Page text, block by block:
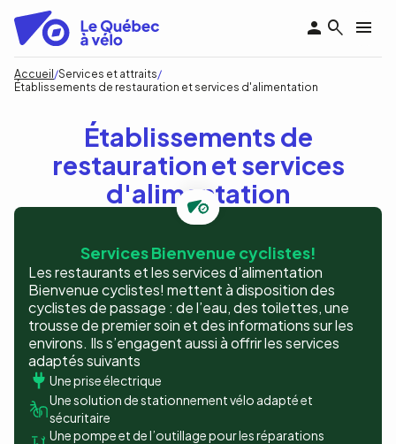
contenu
principal
Fil
Accueil Services et attraits
Établissements de restauration et services d'alimentation
Établissements de
restauration et services
d'alimentation
Services Bienvenue cyclistes!
Les restaurants et les services d’alimentation
Bienvenue cyclistes! mettent à disposition des
cyclistes de passage : de l’eau, des toilettes, une
trousse de premier soin et des informations sur les
environs. Ils s’engagent aussi à offrir les services
adaptés suivants
Une prise électrique
Une solution de stationnement vélo adapté et
sécuritaire
Une pompe et de l’outillage pour les réparations